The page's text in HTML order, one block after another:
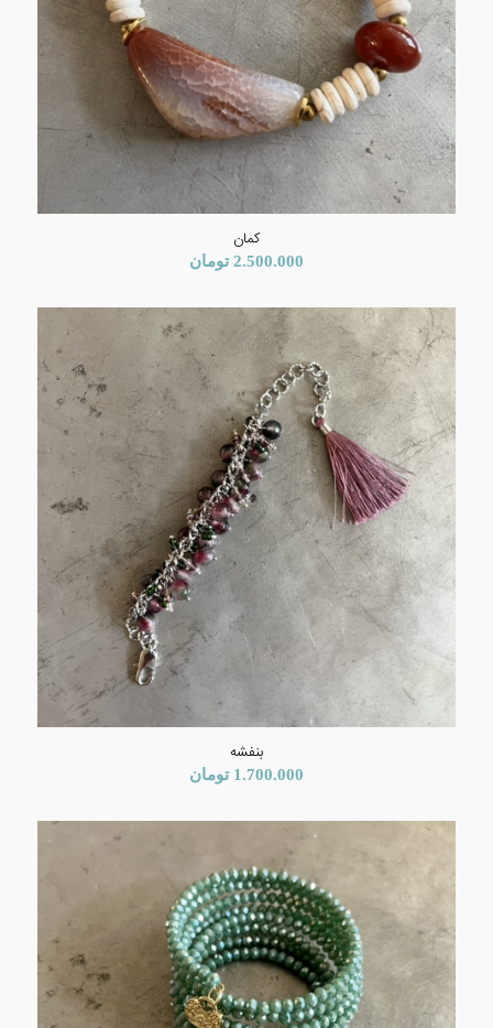
کمان
2.500.000 تومان
بنفشه
1.700.000 تومان